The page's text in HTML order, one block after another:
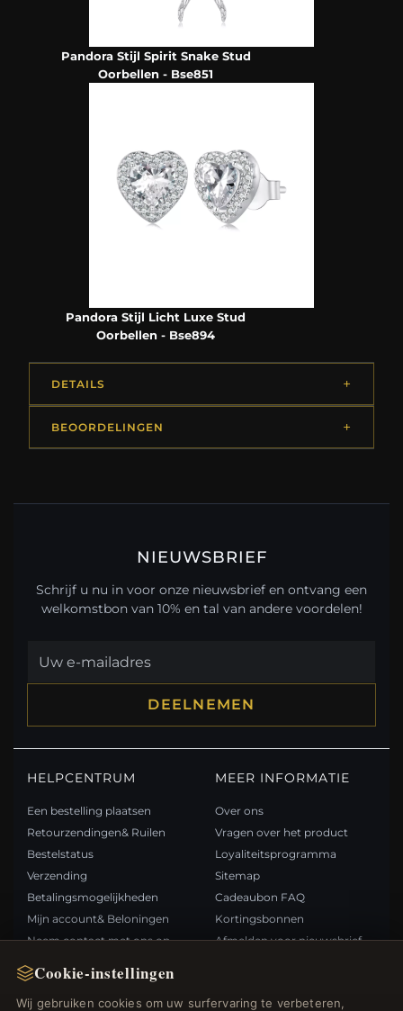
Cookie-instellingen
Wij gebruiken cookies om uw surfervaring te verbeteren,
Pandora Stijl Spirit Snake Stud
Oorbellen - Bse851
Pandora Stijl Licht Luxe Stud
Oorbellen - Bse894
DETAILS
BEOORDELINGEN
NIEUWSBRIEF
Schrijf u nu in voor onze nieuwsbrief en ontvang een
welkomstbon van 10% en tal van andere voordelen!
DEELNEMEN
HELPCENTRUM
Een bestelling plaatsen
Retourzendingen& Ruilen
Bestelstatus
Verzending
Betalingsmogelijkheden
Mijn account& Beloningen
Neem contact met ons op
MEER INFORMATIE
Over ons
Vragen over het product
Loyaliteitsprogramma
Sitemap
Cadeaubon FAQ
Kortingsbonnen
Afmelden voor nieuwsbrief